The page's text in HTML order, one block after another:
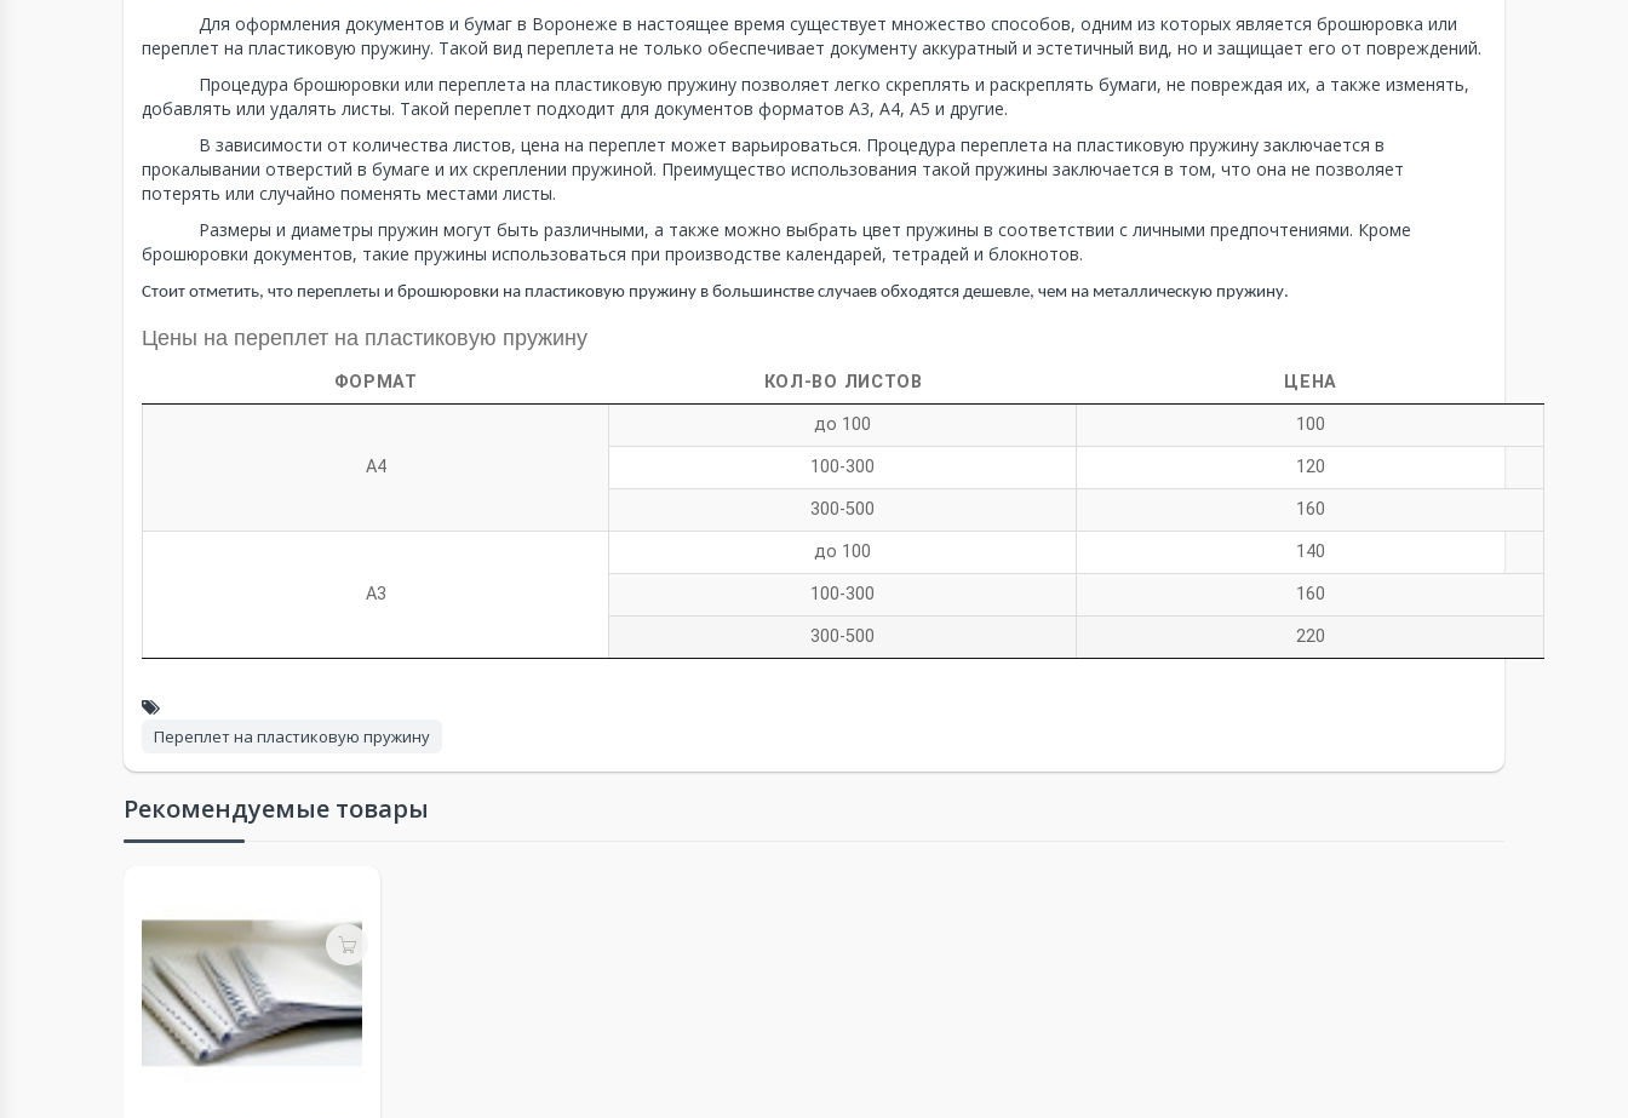
Для оформления документов и бумаг в Воронеже в настоящее время существует множество способов, одним из которых является брошюровка или
переплет на пластиковую пружину. Такой вид переплета не только обеспечивает документу аккуратный и эстетичный вид, но и защищает его от повреждений.
Процедура брошюровки или переплета на пластиковую пружину позволяет легко скреплять и раскреплять бумаги, не повреждая их, а также изменять,
добавлять или удалять листы. Такой переплет подходит для документов форматов А3, А4, А5 и другие.
В зависимости от количества листов, цена на переплет может варьироваться. Процедура переплета на пластиковую пружину заключается в
прокалывании отверстий в бумаге и их скреплении пружиной. Преимущество использования такой пружины заключается в том, что она не позволяет
потерять или случайно поменять местами листы.
Размеры и диаметры пружин могут быть различными, а также можно выбрать цвет пружины в соответствии с личными предпочтениями. Кроме
брошюровки документов, такие пружины использоваться при производстве календарей, тетрадей и блокнотов.
Стоит отметить, что переплеты и брошюровки на пластиковую пружину в большинстве случаев обходятся дешевле, чем на металлическую пружину.
Цены на переплет на пластиковую пружину
ФОРМАТ КОЛ-ВО ЛИСТОВ ЦЕНА
А4
до 100 100
100-300 120
300-500 160
А3
до 100 140
100-300 160
300-500 220
Переплет на пластиковую пружину
Рекомендуемые товары